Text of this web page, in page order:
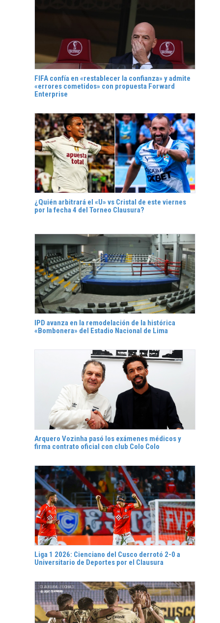
FIFA confía en «restablecer la confianza» y admite
«errores cometidos» con propuesta Forward
Enterprise
¿Quién arbitrará el «U» vs Cristal de este viernes
por la fecha 4 del Torneo Clausura?
IPD avanza en la remodelación de la histórica
«Bombonera» del Estadio Nacional de Lima
Arquero Vozinha pasó los exámenes médicos y
firma contrato oficial con club Colo Colo
Liga 1 2026: Cienciano del Cusco derrotó 2-0 a
Universitario de Deportes por el Clausura